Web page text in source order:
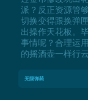
派？反正资源管
切换变得跟换弹
出操作天花板。
事情呢？合理运
的摇酒壶一样行云
无限弹药